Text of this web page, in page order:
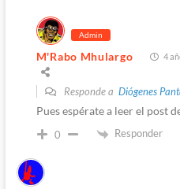
Admin
M'Rabo Mhulargo 4
Responde a Diógenes
Pues espérate a leer el post
0 Responder